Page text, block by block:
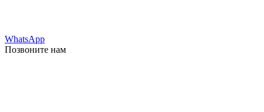
WhatsApp
Позвоните нам